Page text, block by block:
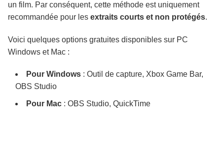
un film. Par conséquent, cette méthode est uniquement
recommandée pour les extraits courts et non protégés.
Voici quelques options gratuites disponibles sur PC
Windows et Mac :
Pour Windows : Outil de capture, Xbox Game Bar,
OBS Studio
Pour Mac : OBS Studio, QuickTime